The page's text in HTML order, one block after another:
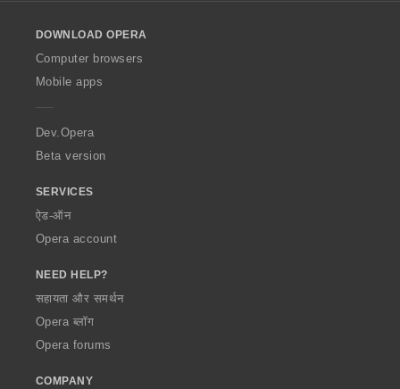
w
O
p
a
DOWNLOAD OPERA
Computer browsers
Mobile apps
Dev.Opera
Beta version
SERVICES
ऐड-ऑन
Opera account
NEED HELP?
सहायता और समर्थन
Opera ब्लॉग
Opera forums
COMPANY